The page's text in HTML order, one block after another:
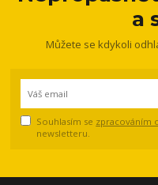
a
Můžete se kdykoli
Souhlasím se zpracováním
newsletteru.